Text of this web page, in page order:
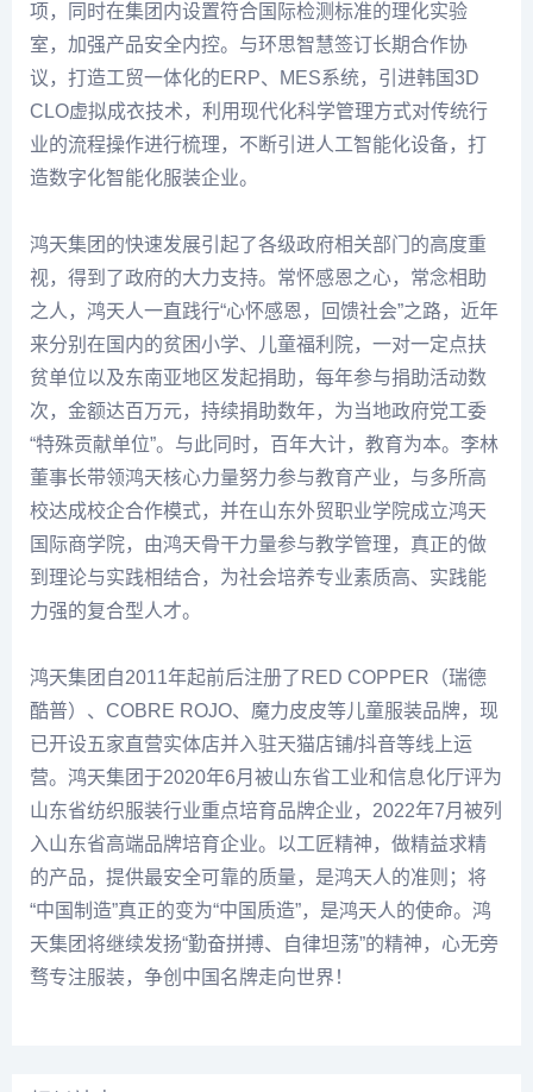
项，同时在集团内设置符合国际检测标准的理化实验
室，加强产品安全内控。与环思智慧签订长期合作协
议，打造工贸一体化的ERP、MES系统，引进韩国3D
CLO虚拟成衣技术，利用现代化科学管理方式对传统行
业的流程操作进行梳理，不断引进人工智能化设备，打
造数字化智能化服装企业。
鸿天集团的快速发展引起了各级政府相关部门的高度重
视，得到了政府的大力支持。常怀感恩之心，常念相助
之人，鸿天人一直践行“心怀感恩，回馈社会”之路，近年
来分别在国内的贫困小学、儿童福利院，一对一定点扶
贫单位以及东南亚地区发起捐助，每年参与捐助活动数
次，金额达百万元，持续捐助数年，为当地政府党工委
“特殊贡献单位”。与此同时，百年大计，教育为本。李林
董事长带领鸿天核心力量努力参与教育产业，与多所高
校达成校企合作模式，并在山东外贸职业学院成立鸿天
国际商学院，由鸿天骨干力量参与教学管理，真正的做
到理论与实践相结合，为社会培养专业素质高、实践能
力强的复合型人才。
鸿天集团自2011年起前后注册了RED COPPER（瑞德
酷普）、COBRE ROJO、魔力皮皮等儿童服装品牌，现
已开设五家直营实体店并入驻天猫店铺/抖音等线上运
营。鸿天集团于2020年6月被山东省工业和信息化厅评为
山东省纺织服装行业重点培育品牌企业，2022年7月被列
入山东省高端品牌培育企业。以工匠精神，做精益求精
的产品，提供最安全可靠的质量，是鸿天人的准则；将
“中国制造”真正的变为“中国质造”，是鸿天人的使命。鸿
天集团将继续发扬“勤奋拼搏、自律坦荡”的精神，心无旁
骛专注服装，争创中国名牌走向世界！